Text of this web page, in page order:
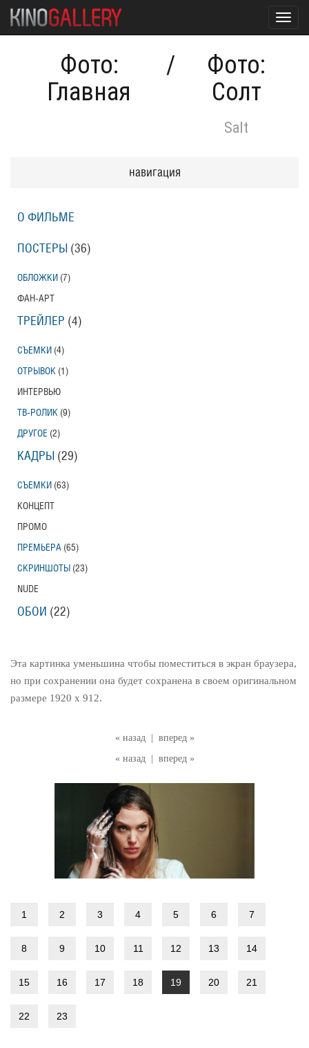
Фото:
Главная
/
Фото:
Солт
Salt
« назад
вперед »
« назад
вперед »
Эта картинка уменьшина чтобы поместиться в экран браузера,
но при сохранении она будет сохранена в своем оригинальном
размере 1920 x 912.
1 2 3 4 5 6 7
8 9 10 11 12 13 14
15 16 17 18 19 20 21
22 23
навигация
О ФИЛЬМЕ
ПОСТЕРЫ (36)
ОБЛОЖКИ (7)
ФАН-АРТ
ТРЕЙЛЕР (4)
СЪЕМКИ (4)
ОТРЫВОК (1)
ИНТЕРВЬЮ
ТВ-РОЛИК (9)
ДРУГОЕ (2)
КАДРЫ (29)
СЪЕМКИ (63)
КОНЦЕПТ
ПРОМО
ПРЕМЬЕРА (65)
СКРИНШОТЫ (23)
NUDE
ОБОИ (22)